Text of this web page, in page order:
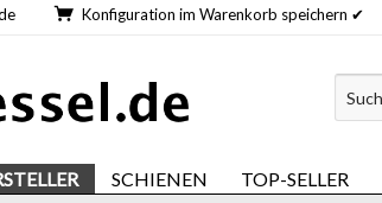
Konfiguration im Warenkorb speichern ✔
SCHIENEN TOP-SELLER